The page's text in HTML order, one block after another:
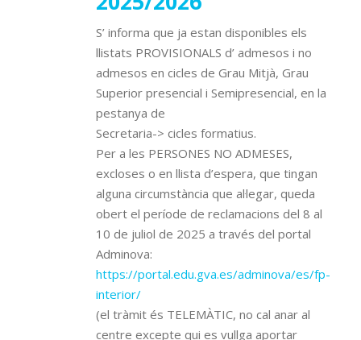
S’ informa que ja estan disponibles els
llistats PROVISIONALS d’ admesos i no
admesos en cicles de Grau Mitjà, Grau
Superior presencial i Semipresencial, en la
pestanya de
Secretaria-> cicles formatius.
Per a les PERSONES NO ADMESES,
excloses o en llista d’espera, que tingan
alguna circumstància que al·legar, queda
obert el període de reclamacions del 8 al
10 de juliol de 2025 a través del portal
Adminova:
https://portal.edu.gva.es/adminova/es/fp-
interior/
(el tràmit és TELEMÀTIC, no cal anar al
centre excepte qui es vullga aportar